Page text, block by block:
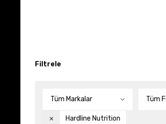
Filtrele
Tüm Markalar Tüm
Hardline Nutrition